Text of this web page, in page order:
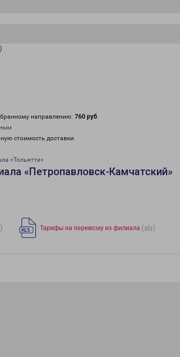
направлению: 760 руб.
стоимость доставки.
«Тольятти»
«Петропавловск-Камчатский»
Тарифы на перевозку из филиала (xls)